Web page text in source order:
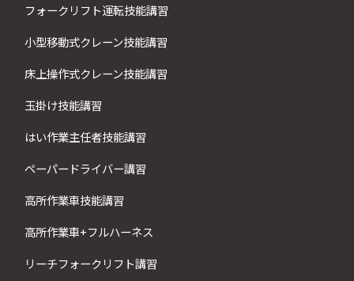
フォークリフト運転技能講習
小型移動式クレーン技能講習
床上操作式クレーン技能講習
玉掛け技能講習
はい作業主任者技能講習
ペーパードライバー講習
高所作業車技能講習
高所作業車+フルハーネス
リーチフォークリフト講習